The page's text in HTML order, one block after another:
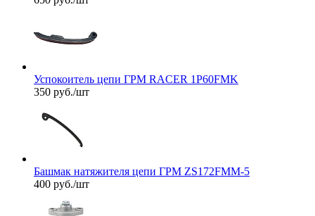
Успокоитель цепи ГРМ RACER 1P60FMK
350 руб./шт
Башмак натяжителя цепи ГРМ ZS172FMM-5
400 руб./шт